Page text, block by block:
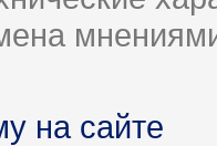
на сайте